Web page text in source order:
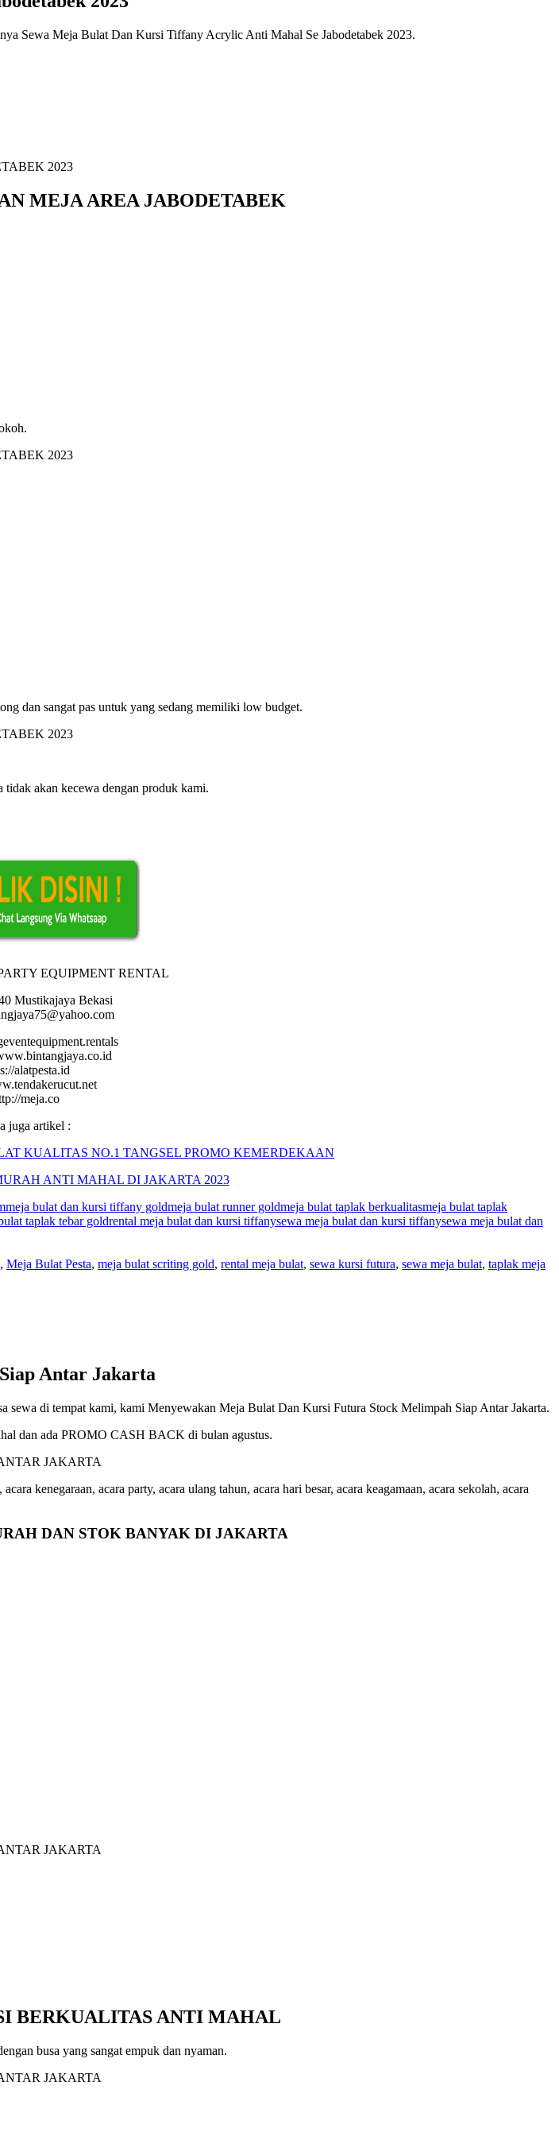
Sewa Meja Bulat Dan Kursi Tiffany Acrylic Anti Mahal Se Jabodetabek 2023.
MEJA AREA JABODETABEK
dan sangat pas untuk yang sedang memiliki low budget.
akan kecewa dengan produk kami.
EQUIPMENT RENTAL
Mustikajaya Bekasi
alatpesta.id
meja.co
juga artikel :
KUALITAS NO.1 TANGSEL PROMO KEMERDEKAAN
ANTI MAHAL DI JAKARTA 2023
meja bulat dan kursi tiffany goldmeja bulat runner goldmeja bulat taplak berkualitasmeja bulat taplak
taplak tebar goldrental meja bulat dan kursi tiffanysewa meja bulat dan kursi tiffanysewa meja bulat dan
, Meja Bulat Pesta, meja bulat scriting gold, rental meja bulat, sewa kursi futura, sewa meja bulat, taplak meja
Antar Jakarta
sewa di tempat kami, kami Menyewakan Meja Bulat Dan Kursi Futura Stock Melimpah Siap Antar Jakarta.
dan ada PROMO CASH BACK di bulan agustus.
kenegaraan, acara party, acara ulang tahun, acara hari besar, acara keagamaan, acara sekolah, acara
DAN STOK BANYAK DI JAKARTA
BERKUALITAS ANTI MAHAL
busa yang sangat empuk dan nyaman.